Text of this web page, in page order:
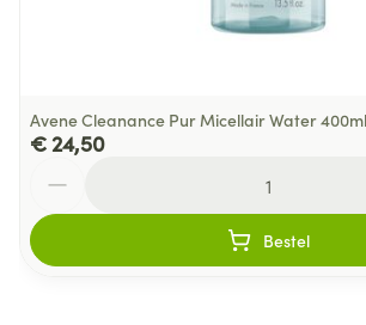
Avene Cleanance Pur Micellair Water 400ml
€ 24,50
Bestel